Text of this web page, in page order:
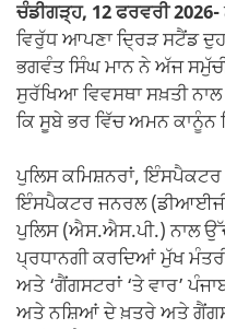
ਚੰਡੀਗੜ੍ਹ, 12 ਫਰਵਰੀ 2026-
ਵਿਰੁੱਧ ਆਪਣਾ ਦ੍ਰਿੜ ਸਟੈਂਡ
ਭਗਵੰਤ ਸਿੰਘ ਮਾਨ ਨੇ ਅੱਜ
ਸੁਰੱਖਿਆ ਵਿਵਸਥਾ ਸਖ਼ਤੀ
ਕਿ ਸੂਬੇ ਭਰ ਵਿੱਚ ਅਮਨ ਕਾਨੂੰਨ
ਪੁਲਿਸ ਕਮਿਸ਼ਨਰਾਂ,
ਇੰਸਪੈਕਟਰ ਜਨਰਲ
ਪੁਲਿਸ (ਐਸ.ਐਸ.ਪੀ.) ਨਾਲ
ਪ੍ਰਧਾਨਗੀ ਕਰਦਿਆਂ ਮੁੱਖ
ਅਤੇ ‘ਗੈਂਗਸਟਰਾਂ ‘ਤੇ ਵਾਰ’
ਅਤੇ ਨਸ਼ਿਆਂ ਦੇ ਖ਼ਤਰੇ ਅਤੇ